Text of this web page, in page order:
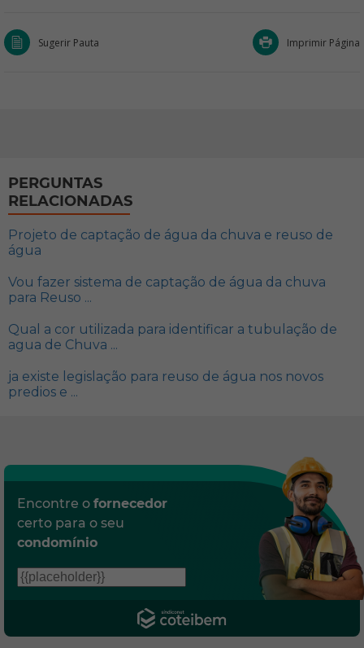
Sugerir Pauta Imprimir Página
PERGUNTAS
RELACIONADAS
Projeto de captação de água da chuva e reuso de
água
Vou fazer sistema de captação de água da chuva
para Reuso ...
Qual a cor utilizada para identificar a tubulação de
agua de Chuva ...
ja existe legislação para reuso de água nos novos
predios e ...
Encontre o fornecedor
certo para o seu
condomínio